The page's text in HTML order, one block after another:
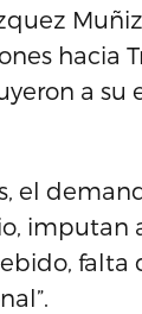
hacia
a su
el